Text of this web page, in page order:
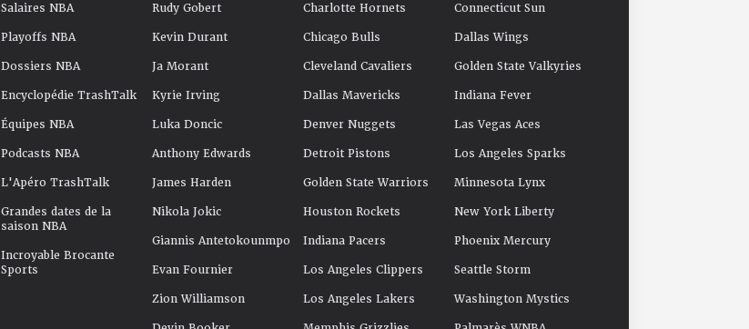
Salaires NBA
Playoffs NBA
Dossiers NBA
Encyclopédie TrashTalk
Équipes NBA
Podcasts NBA
L'Apéro TrashTalk
Grandes dates de la
saison NBA
Incroyable Brocante
Sports
Rudy Gobert
Kevin Durant
Ja Morant
Kyrie Irving
Luka Doncic
Anthony Edwards
James Harden
Nikola Jokic
Giannis Antetokounmpo
Evan Fournier
Zion Williamson
Charlotte Hornets
Chicago Bulls
Cleveland Cavaliers
Dallas Mavericks
Denver Nuggets
Detroit Pistons
Golden State Warriors
Houston Rockets
Indiana Pacers
Los Angeles Clippers
Los Angeles Lakers
Connecticut Sun
Dallas Wings
Golden State Valkyries
Indiana Fever
Las Vegas Aces
Los Angeles Sparks
Minnesota Lynx
New York Liberty
Phoenix Mercury
Seattle Storm
Washington Mystics